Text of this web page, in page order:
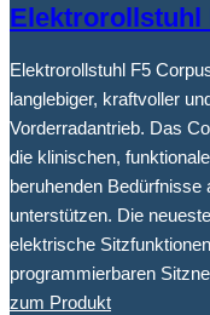
Elektrorollstuhl
Elektrorollstuhl F5
langlebiger, kraftvoller
Vorderradantrieb. Das
die klinischen,
beruhenden
unterstützen. Die
elektrische
programmierbaren
zum Produkt